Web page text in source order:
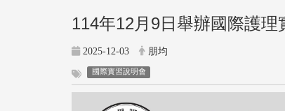
114年12月9日舉辦國際護理
2025-12-03 朋均
國際實習說明會